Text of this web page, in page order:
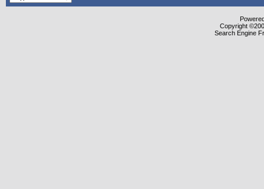
Copyright
Search Engine